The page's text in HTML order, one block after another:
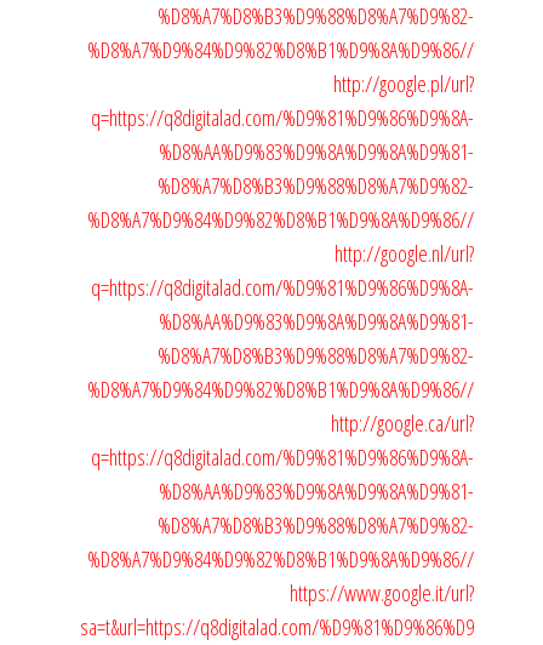
%D8%A7%D8%B3%D9%88%D8%A7%D9%82-
%D8%A7%D9%84%D9%82%D8%B1%D9%8A%D9%86//
http://google.pl/url?
q=https://q8digitalad.com/%D9%81%D9%86%D9%8A-
%D8%AA%D9%83%D9%8A%D9%8A%D9%81-
%D8%A7%D8%B3%D9%88%D8%A7%D9%82-
%D8%A7%D9%84%D9%82%D8%B1%D9%8A%D9%86//
http://google.nl/url?
q=https://q8digitalad.com/%D9%81%D9%86%D9%8A-
%D8%AA%D9%83%D9%8A%D9%8A%D9%81-
%D8%A7%D8%B3%D9%88%D8%A7%D9%82-
%D8%A7%D9%84%D9%82%D8%B1%D9%8A%D9%86//
http://google.ca/url?
q=https://q8digitalad.com/%D9%81%D9%86%D9%8A-
%D8%AA%D9%83%D9%8A%D9%8A%D9%81-
%D8%A7%D8%B3%D9%88%D8%A7%D9%82-
%D8%A7%D9%84%D9%82%D8%B1%D9%8A%D9%86//
https://www.google.it/url?
sa=t&url=https://q8digitalad.com/%D9%81%D9%86%D9